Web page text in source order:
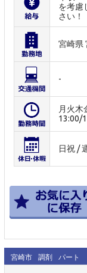
を考慮
さい！
宮崎県
-
月火木
13:00/
日祝 /
宮崎市 調剤 パート